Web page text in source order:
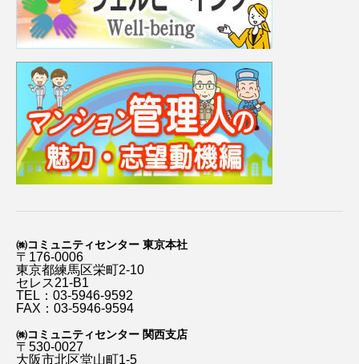
㈱コミュニティセンター 東京本社
〒176-0006
東京都練馬区栄町2-10
セレス21-B1
TEL：03-5946-9592
FAX：03-5946-9594
㈱コミュニティセンター 関西支店
〒530-0027
大阪市北区堂山町1-5